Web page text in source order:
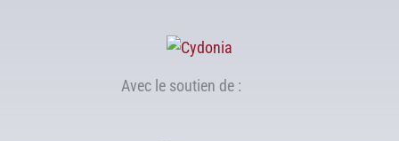
Avec le soutien de :